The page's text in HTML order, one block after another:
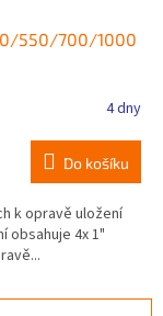
550/700/1000
4 dny
Do košíku
k opravě uložení
obsahuje 4x 1"